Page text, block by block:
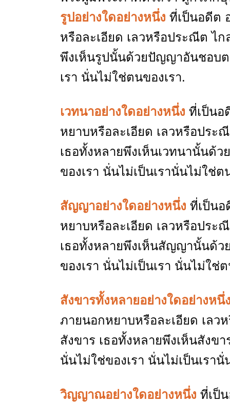
รูปอย่างใดอย่างหนึ่ง ที่เป็นอดีต
หรือละเอียด เลวหรือประณีต ไ
พึงเห็นรูปนั้นด้วยปัญญาอันชอบต
เรา นั่นไม่ใช่ตนของเรา.
เวทนาอย่างใดอย่างหนึ่ง ที่เป็นอ
หยาบหรือละเอียด เลวหรือประ
เธอทั้งหลายพึงเห็นเวทนานั้นด้
ของเรา นั่นไม่เป็นเรานั่นไม่ใช่ต
สัญญาอย่างใดอย่างหนึ่ง ที่เป็น
หยาบหรือละเอียด เลวหรือประ
เธอทั้งหลายพึงเห็นสัญญานั้นด้
ของเรา นั่นไม่เป็นเรา นั่นไม่ใช่
สังขารทั้งหลายอย่างใดอย่างหนึ่
ภายนอกหยาบหรือละเอียด เล
สังขาร เธอทั้งหลายพึงเห็นสัง
นั่นไม่ใช่ของเรา นั่นไม่เป็นเรา
วิญญาณอย่างใดอย่างหนึ่ง ที่เป็